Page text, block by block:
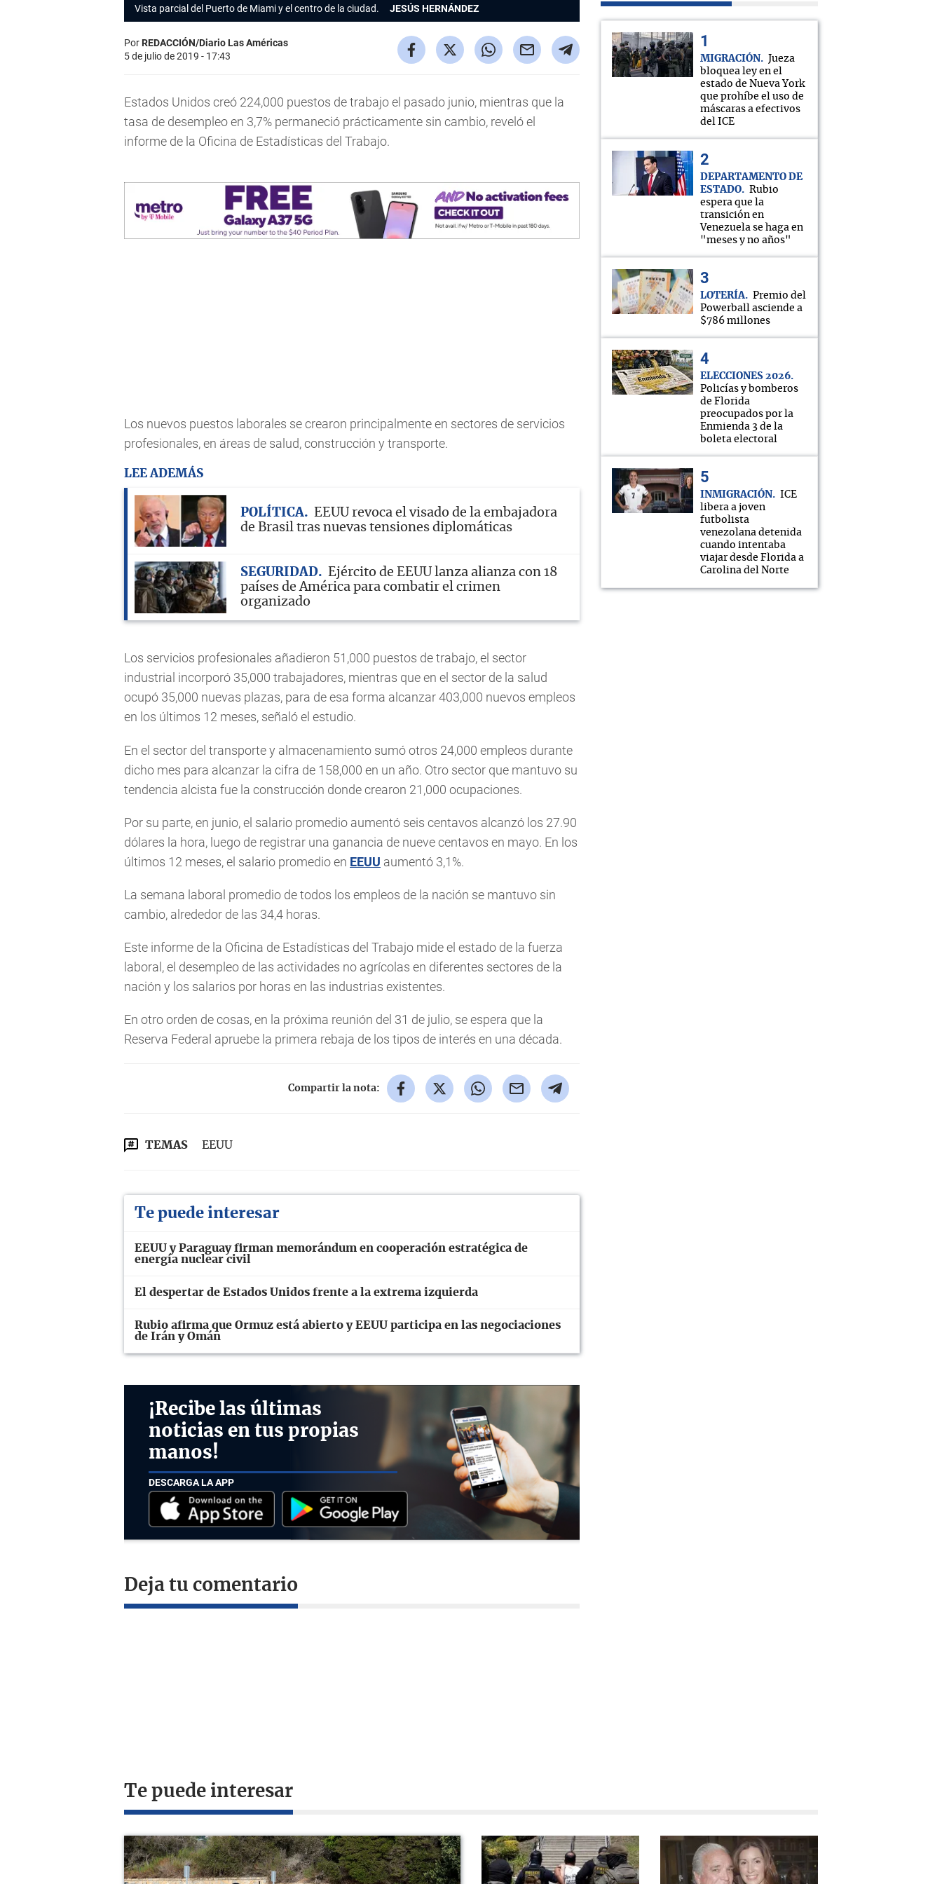
Vista parcial del Puerto de Miami y el centro de la ciudad. JESÚS HERNÁNDEZ
PorREDACCIÓN/Diario Las Américas
5 de julio de 2019 - 17:43
Estados Unidos creó 224,000 puestos de trabajo el pasado junio, mientras que la
tasa de desempleo en 3,7% permaneció prácticamente sin cambio, reveló el
informe de la Oficina de Estadísticas del Trabajo.
Los nuevos puestos laborales se crearon principalmente en sectores de servicios
profesionales, en áreas de salud, construcción y transporte.
LEE ADEMÁS
POLÍTICA
EEUU revoca el visado de la embajadora
de Brasil tras nuevas tensiones diplomáticas
SEGURIDAD
Ejército de EEUU lanza alianza con 18
países de América para combatir el crimen
organizado
Los servicios profesionales añadieron 51,000 puestos de trabajo, el sector
industrial incorporó 35,000 trabajadores, mientras que en el sector de la salud
ocupó 35,000 nuevas plazas, para de esa forma alcanzar 403,000 nuevos empleos
en los últimos 12 meses, señaló el estudio.
En el sector del transporte y almacenamiento sumó otros 24,000 empleos durante
dicho mes para alcanzar la cifra de 158,000 en un año. Otro sector que mantuvo su
tendencia alcista fue la construcción donde crearon 21,000 ocupaciones.
Por su parte, en junio, el salario promedio aumentó seis centavos alcanzó los 27.90
dólares la hora, luego de registrar una ganancia de nueve centavos en mayo. En los
últimos 12 meses, el salario promedio en EEUU aumentó 3,1%.
La semana laboral promedio de todos los empleos de la nación se mantuvo sin
cambio, alrededor de las 34,4 horas.
Este informe de la Oficina de Estadísticas del Trabajo mide el estado de la fuerza
laboral, el desempleo de las actividades no agrícolas en diferentes sectores de la
nación y los salarios por horas en las industrias existentes.
En otro orden de cosas, en la próxima reunión del 31 de julio, se espera que la
Reserva Federal apruebe la primera rebaja de los tipos de interés en una década.
Compartir la nota:
TEMAS EEUU
Te puede interesar
EEUU y Paraguay firman memorándum en cooperación estratégica de
energía nuclear civil
El despertar de Estados Unidos frente a la extrema izquierda
Rubio afirma que Ormuz está abierto y EEUU participa en las negociaciones
de Irán y Omán
¡Recibe las últimas
noticias en tus propias
manos!
DESCARGA LA APP
Deja tu comentario
MIGRACIÓN
Jueza
bloquea ley en el
estado de Nueva York
que prohíbe el uso de
máscaras a efectivos
del ICE
DEPARTAMENTO DE
ESTADO
Rubio
espera que la
transición en
Venezuela se haga en
"meses y no años"
LOTERÍA
Premio del
Powerball asciende a
$786 millones
ELECCIONES 2026
Policías y bomberos
de Florida
preocupados por la
Enmienda 3 de la
boleta electoral
INMIGRACIÓN
ICE
libera a joven
futbolista
venezolana detenida
cuando intentaba
viajar desde Florida a
Carolina del Norte
Te puede interesar